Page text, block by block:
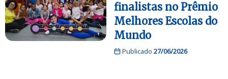
finalistas no Prêmio
Melhores Escolas do
Mundo
Publicado 27/06/2026